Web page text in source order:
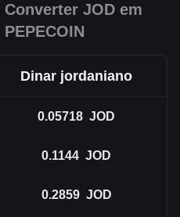
Converter JOD em
PEPECOIN
Dinar jordaniano
0.05718 JOD
0.1144 JOD
0.2859 JOD